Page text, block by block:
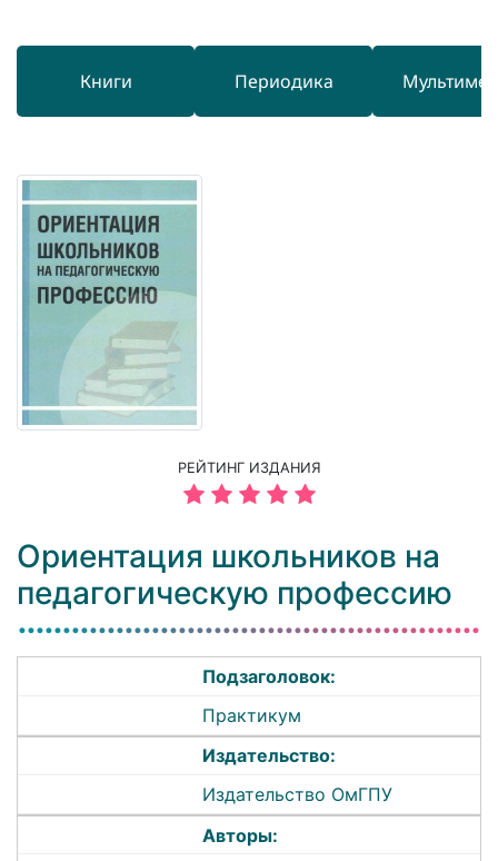
Книги Периодика
РЕЙТИНГ ИЗДАНИЯ
Ориентация школьников на
педагогическую профессию
Подзаголовок:
Практикум
Издательство:
Издательство ОмГПУ
Авторы: